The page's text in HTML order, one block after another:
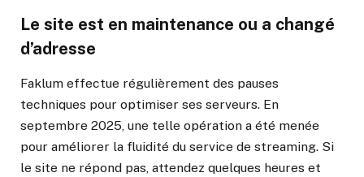
Le site est en maintenance ou a changé
d’adresse
Faklum effectue régulièrement des pauses
techniques pour optimiser ses serveurs. En
septembre 2025, une telle opération a été menée
pour améliorer la fluidité du service de streaming. Si
le site ne répond pas, attendez quelques heures et